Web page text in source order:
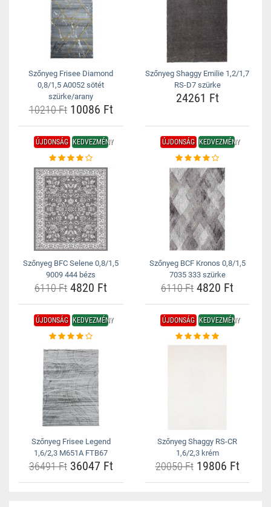
Szőnyeg Frisee Diamond
0,8/1,5 A0052 sötét
szürke/arany
10210 Ft10086 Ft
Szőnyeg Shaggy Emilie 1,2/1,7
RS-D7 szürke
24261 Ft
ÚJDONSÁG KEDVEZMÉNY
Szőnyeg BFC Selene 0,8/1,5
9009 444 bézs
6110 Ft 4820 Ft
ÚJDONSÁG KEDVEZMÉNY
Szőnyeg BCF Kronos 0,8/1,5
7035 333 szürke
6110 Ft 4820 Ft
ÚJDONSÁG KEDVEZMÉNY
Szőnyeg Frisee Legend
1,6/2,3 M651A FTB67
36491 Ft36047 Ft
ÚJDONSÁG KEDVEZMÉNY
Szőnyeg Shaggy RS-CR
1,6/2,3 krém
20050 Ft19806 Ft